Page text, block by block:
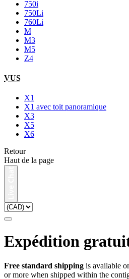
750i
750Li
760Li
M
M3
M5
Z4
VUS
X1
X1 avec toit panoramique
X3
X5
X6
Retour
Haut de la page
Expédition
Free standard shipping is available
or more when shipped within the